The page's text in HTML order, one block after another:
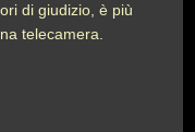
di giudizio, è più
telecamera.